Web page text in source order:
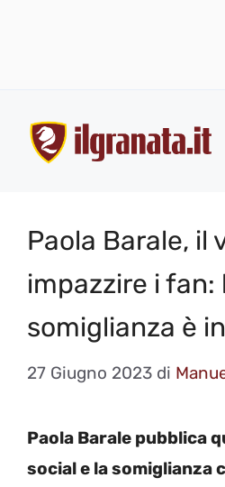
contenuto
Paola Barale, il
impazzire i fan:
somiglianza è
27 Giugno 2023 di
Paola Barale pubblica
social e la somiglianza